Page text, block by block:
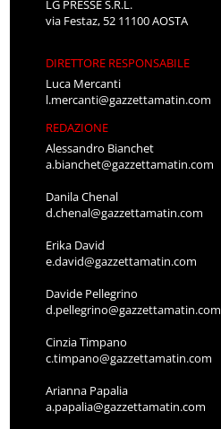
LG PRESSE S.R.L.
via Festaz, 52 11100 AOSTA
DIRETTORE RESPONSABILE
Luca Mercanti
l.mercanti@gazzettamatin.com
REDAZIONE
Alessandro Bianchet
a.bianchet@gazzettamatin.com
Danila Chenal
d.chenal@gazzettamatin.com
Erika David
e.david@gazzettamatin.com
Davide Pellegrino
d.pellegrino@gazzettamatin.com
Cinzia Timpano
c.timpano@gazzettamatin.com
Arianna Papalia
a.papalia@gazzettamatin.com